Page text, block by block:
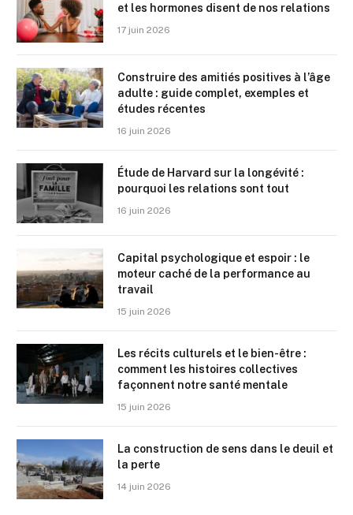
et les hormones disent de nos relations
17 juin 2026
Construire des amitiés positives à l’âge
adulte : guide complet, exemples et
études récentes
16 juin 2026
Étude de Harvard sur la longévité :
pourquoi les relations sont tout
16 juin 2026
Capital psychologique et espoir : le
moteur caché de la performance au
travail
15 juin 2026
Les récits culturels et le bien-être :
comment les histoires collectives
façonnent notre santé mentale
15 juin 2026
La construction de sens dans le deuil et
la perte
14 juin 2026